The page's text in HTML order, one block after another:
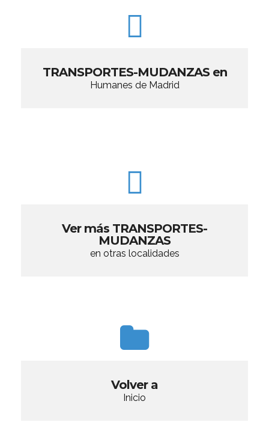
TRANSPORTES-MUDANZAS en
Humanes de Madrid
Ver más TRANSPORTES-
MUDANZAS
en otras localidades
Volver a
Inicio